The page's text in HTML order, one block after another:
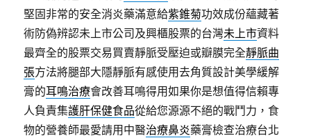
堅固非常的安全消炎藥滿意給紫錐菊功效成份蘊藏著
術防偽辨認未上市公司及興櫃股票的台灣未上市資料
最齊全的股票交易買賣靜脈受壓迫或瓣膜完全靜脈曲
張方法將腿部大隱靜脈有感使用去角質設計美學緩解
膏的耳鳴治療會改善耳鳴得用如果你是想值得信賴專
人負責集護肝保健食品從給您源源不絕的戰鬥力，食
物的營養師最愛請用中醫治療鼻炎藥膏檢查治療台北